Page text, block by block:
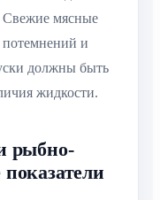
Свежие мясные
потемнений и
должны быть
жидкости.
рыбно-